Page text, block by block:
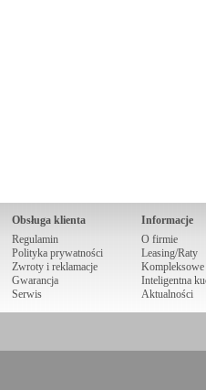
Obsługa klienta
Regulamin
Polityka prywatności
Zwroty i reklamacje
Gwarancja
Serwis
Informacje
O firmie
Leasing/Raty
Kompleksowe
Inteligentna
Aktualności